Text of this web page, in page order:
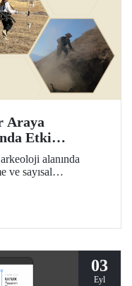
Araya
Etki
alanında
ve sayısal
verilerin toplanması,
03
Eyl